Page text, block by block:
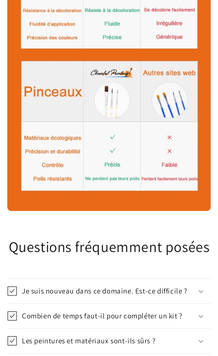
Questions fréquemment posées
Je suis nouveau dans ce domaine. Est-ce difficile ?
Combien de temps faut-il pour compléter un kit ?
Les peintures et matériaux sont-ils sûrs ?